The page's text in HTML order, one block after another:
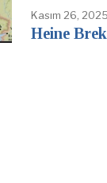
Kasım 26, 2025
Heine